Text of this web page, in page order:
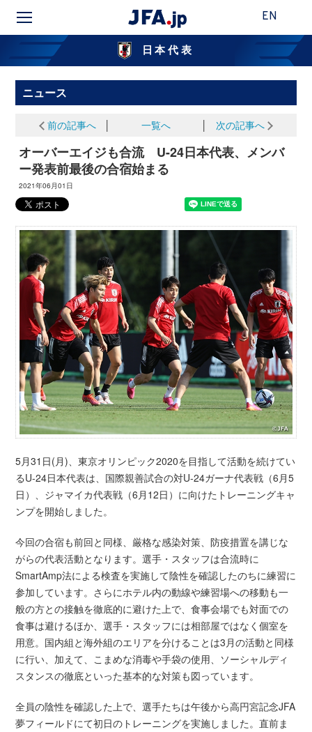
EN
日本代表
ニュース
前の記事へ 一覧へ 次の記事へ
オーバーエイジも合流 U-24日本代表、メンバ
ー発表前最後の合宿始まる
2021年06月01日
5月31日(月)、東京オリンピック2020を目指して活動を続けてい
るU-24日本代表は、国際親善試合の対U-24ガーナ代表戦（6月5
日）、ジャマイカ代表戦（6月12日）に向けたトレーニングキャ
ンプを開始しました。
今回の合宿も前回と同様、厳格な感染対策、防疫措置を講じな
がらの代表活動となります。選手・スタッフは合流時に
SmartAmp法による検査を実施して陰性を確認したのちに練習に
参加しています。さらにホテル内の動線や練習場への移動も一
般の方との接触を徹底的に避けた上で、食事会場でも対面での
食事は避けるほか、選手・スタッフには相部屋ではなく個室を
用意。国内組と海外組のエリアを分けることは3月の活動と同様
に行い、加えて、こまめな消毒や手袋の使用、ソーシャルディ
スタンスの徹底といった基本的な対策も図っています。
全員の陰性を確認した上で、選手たちは午後から高円宮記念JFA
夢フィールドにて初日のトレーニングを実施しました。直前ま